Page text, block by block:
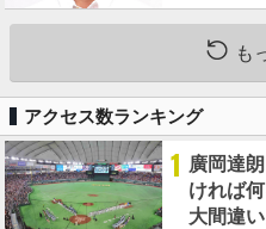
も
アクセス数ランキング
1 廣岡達
ければ
大間違い